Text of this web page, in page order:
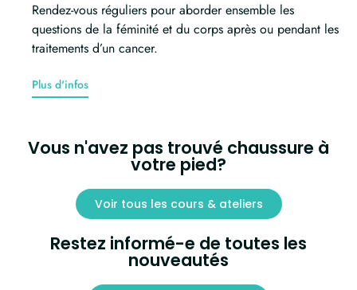
Rendez-vous réguliers pour aborder ensemble les
questions de la féminité et du corps après ou pendant les
traitements d’un cancer.
Plus d'infos
Vous n'avez pas trouvé chaussure à
votre pied?
Voir tous les cours & ateliers
Restez informé-e de toutes les
nouveautés